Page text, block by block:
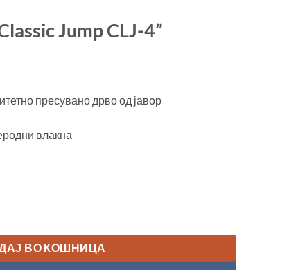
Jump CLJ-4”
пресувано дрво од јавор
влакна
ВО КОШНИЦА